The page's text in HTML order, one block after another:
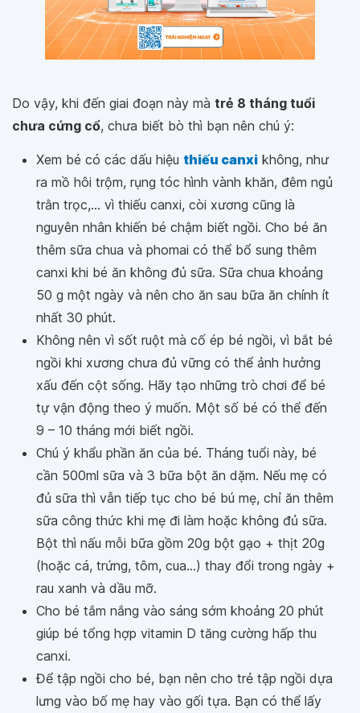
Do vậy, khi đến giai đoạn này mà trẻ 8 tháng tuổi
chưa cứng cổ, chưa biết bò thì bạn nên chú ý:
Xem bé có các dấu hiệu thiếu canxi không, như
ra mồ hôi trộm, rụng tóc hình vành khăn, đêm ngủ
trằn trọc,... vì thiếu canxi, còi xương cũng là
nguyên nhân khiến bé chậm biết ngồi. Cho bé ăn
thêm sữa chua và phomai có thể bổ sung thêm
canxi khi bé ăn không đủ sữa. Sữa chua khoảng
50 g một ngày và nên cho ăn sau bữa ăn chính ít
nhất 30 phút.
Không nên vì sốt ruột mà cố ép bé ngồi, vì bắt bé
ngồi khi xương chưa đủ vững có thể ảnh hưởng
xấu đến cột sống. Hãy tạo những trò chơi để bé
tự vận động theo ý muốn. Một số bé có thể đến
9 – 10 tháng mới biết ngồi.
Chú ý khẩu phần ăn của bé. Tháng tuổi này, bé
cần 500ml sữa và 3 bữa bột ăn dặm. Nếu mẹ có
đủ sữa thì vẫn tiếp tục cho bé bú mẹ, chỉ ăn thêm
sữa công thức khi mẹ đi làm hoặc không đủ sữa.
Bột thì nấu mỗi bữa gồm 20g bột gạo + thịt 20g
(hoặc cá, trứng, tôm, cua...) thay đổi trong ngày +
rau xanh và dầu mỡ.
Cho bé tắm nắng vào sáng sớm khoảng 20 phút
giúp bé tổng hợp vitamin D tăng cường hấp thu
canxi.
Để tập ngồi cho bé, bạn nên cho trẻ tập ngồi dựa
lưng vào bố mẹ hay vào gối tựa. Bạn có thể lấy